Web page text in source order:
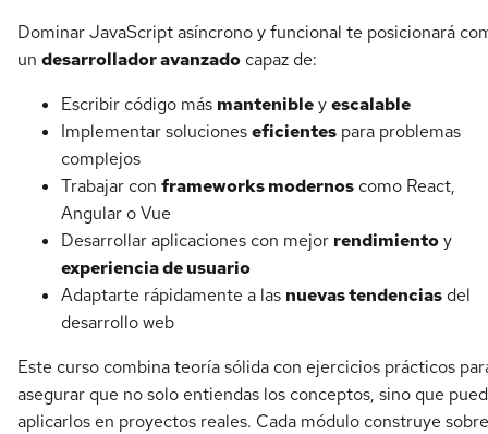
Dominar JavaScript asíncrono y funcional te posicionará
un desarrollador avanzado capaz de:
Escribir código más mantenibleyescalable
Implementar solucioneseficientes para problemas
complejos
Trabajar con frameworks modernos como React,
Angular o Vue
Desarrollar aplicaciones con mejor rendimientoy
experiencia de usuario
Adaptarte rápidamente a las nuevas tendencias del
desarrollo web
Este curso combina teoría sólida con ejercicios prácticos
asegurar que no solo entiendas los conceptos, sino que
aplicarlos en proyectos reales. Cada módulo construye sobre